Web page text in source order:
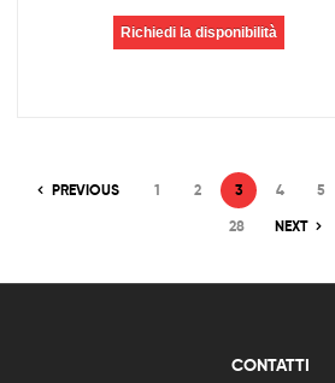
Richiedi la disponibilità
PREVIOUS 1 2 3 4 5
28
NEXT
CONTATTI